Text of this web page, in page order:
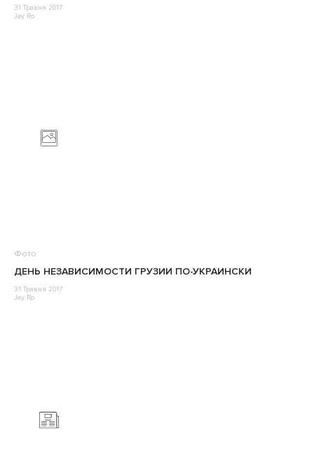
31 Травня 2017
Jey Ro
Фото
ДЕНЬ НЕЗАВИСИМОСТИ ГРУЗИИ ПО-УКРАИНСКИ
31 Травня 2017
Jey Ro